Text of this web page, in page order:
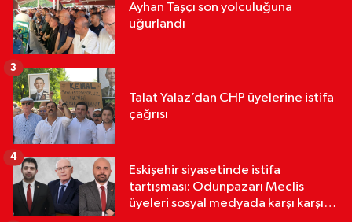
Ayhan Taşçı son yolculuğuna
uğurlandı
Talat Yalaz’dan CHP üyelerine istifa
çağrısı
3
Eskişehir siyasetinde istifa
tartışması: Odunpazarı Meclis
üyeleri sosyal medyada karşı karşıya
4